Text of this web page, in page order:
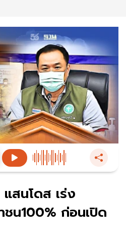
สนโดส เร่ง
ชน100% ก่อนเปิด